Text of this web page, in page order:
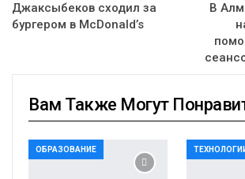
Джаксыбеков сходил за
бургером в McDonald’s
В
Вам Также Могут
ОБРАЗОВАНИЕ